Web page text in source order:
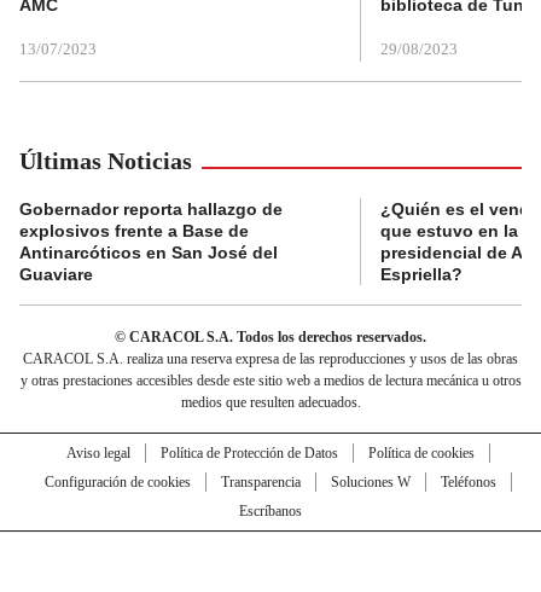
AMC
13/07/2023
biblioteca de
29/08/2023
Últimas Noticias
Gobernador reporta hallazgo de
explosivos frente a Base de
Antinarcóticos en San José del
Guaviare
¿Quién es el
que estuvo en la
presidencial de
Espriella?
© CARACOL S.A. Todos los derechos reservados.
CARACOL S.A. realiza una reserva expresa de las reproducciones y usos de las obras
y otras prestaciones accesibles desde este sitio web a medios de lectura mecánica u otros
medios que resulten adecuados.
Aviso legal Política de Protección de Datos
Política de cookies
Configuración de cookies
Transparencia Soluciones W
Teléfonos
Escríbanos